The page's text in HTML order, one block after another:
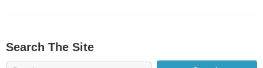
Search The Site